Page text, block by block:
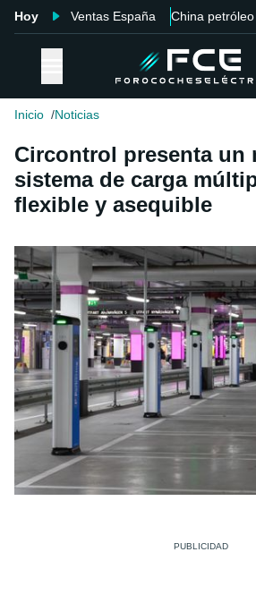
Hoy Ventas España China petróleo
Inicio Noticias
Circontrol presenta un
sistema de carga
flexible y asequible